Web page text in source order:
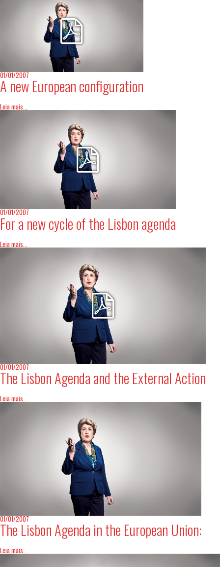
01/01/2007
A new European configuration
Leia mais...
01/01/2007
For a new cycle of the Lisbon agenda
Leia mais...
01/01/2007
The Lisbon Agenda and the External Action
Leia mais...
01/01/2007
The Lisbon Agenda in the European Union:
Leia mais...